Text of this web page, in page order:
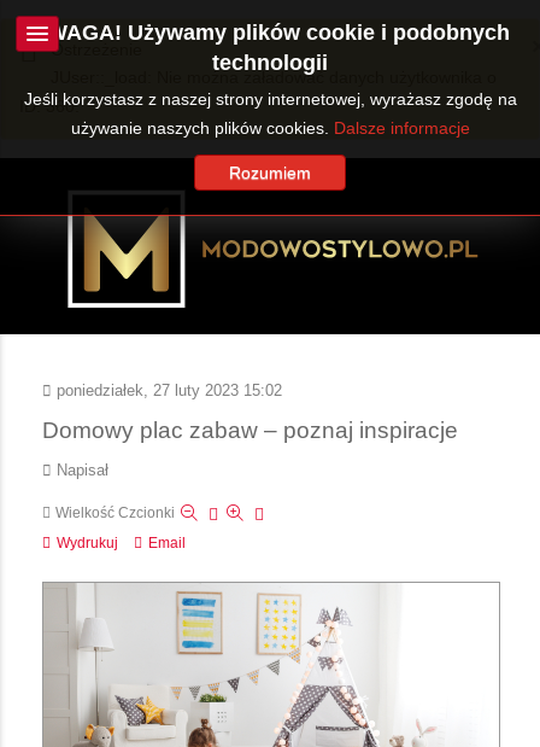
Ostrzeżenie
JUser::_load: Nie można załadować danych użytkownika o
ID: 360.
poniedziałek, 27 luty 2023 15:02
Domowy plac zabaw – poznaj inspiracje
Napisał
Wielkość Czcionki
Wydrukuj
Email
UWAGA! Używamy plików cookie i podobnych
technologii
Jeśli korzystasz z naszej strony internetowej, wyrażasz zgodę na
używanie naszych plików cookies. Dalsze informacje
Rozumiem